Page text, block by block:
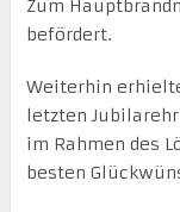
Zum
befördert.
Weiterhin
letzten
im Rahmen des
besten